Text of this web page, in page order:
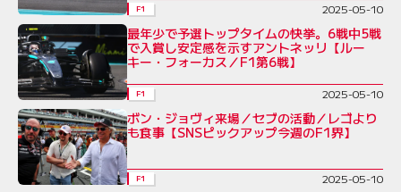
F1 2025-05-10
最年少で予選トップタイムの快挙。6戦中5戦
で入賞し安定感を示すアントネッリ【ルー
キー・フォーカス／F1第6戦】
F1 2025-05-10
ボン・ジョヴィ来場／セブの活動／レゴより
も食事【SNSピックアップ今週のF1界】
F1 2025-05-10